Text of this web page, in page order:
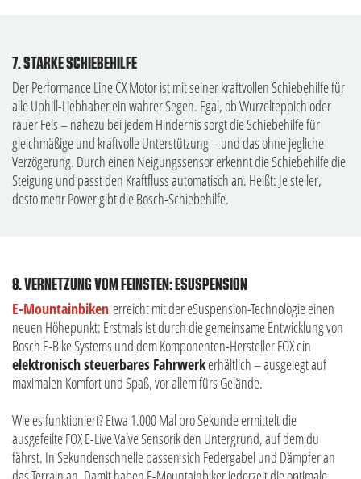
7. STARKE SCHIEBEHILFE
Der Performance Line CX Motor ist mit seiner kraftvollen Schiebehilfe für
alle Uphill-Liebhaber ein wahrer Segen. Egal, ob Wurzelteppich oder
rauer Fels – nahezu bei jedem Hindernis sorgt die Schiebehilfe für
gleichmäßige und kraftvolle Unterstützung – und das ohne jegliche
Verzögerung. Durch einen Neigungssensor erkennt die Schiebehilfe die
Steigung und passt den Kraftfluss automatisch an. Heißt: Je steiler,
desto mehr Power gibt die Bosch-Schiebehilfe.
8. VERNETZUNG VOM FEINSTEN: ESUSPENSION
E-Mountainbiken erreicht mit der eSuspension-Technologie einen
neuen Höhepunkt: Erstmals ist durch die gemeinsame Entwicklung von
Bosch E-Bike Systems und dem Komponenten-Hersteller FOX ein
elektronisch steuerbares Fahrwerkerhältlich – ausgelegt auf
maximalen Komfort und Spaß, vor allem fürs Gelände.
Wie es funktioniert? Etwa 1.000 Mal pro Sekunde ermittelt die
ausgefeilte FOX E-Live Valve Sensorik den Untergrund, auf dem du
fährst. In Sekundenschnelle passen sich Federgabel und Dämpfer an